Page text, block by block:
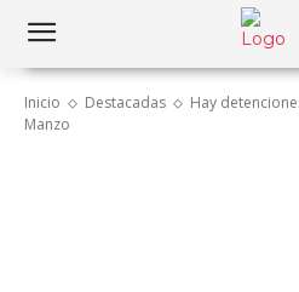
Inicio Destacadas
Hay
Manzo